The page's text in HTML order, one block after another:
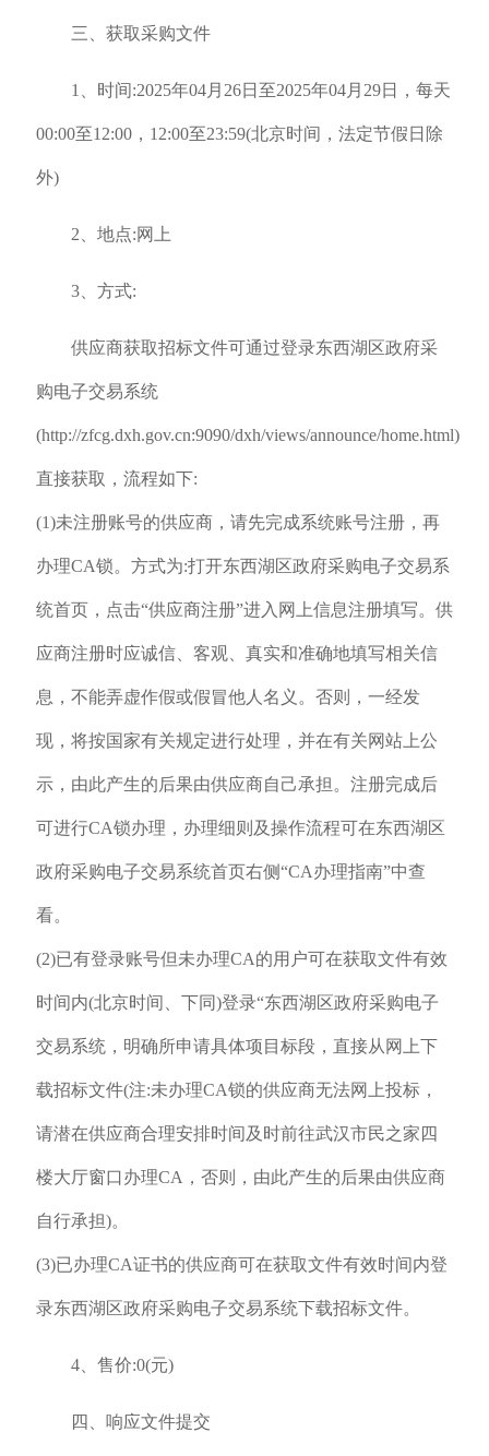
三、获取采购文件
1、时间:2025年04月26日至2025年04月29日，每天
00:00至12:00，12:00至23:59(北京时间，法定节假日除
外)
2、地点:网上
3、方式:
供应商获取招标文件可通过登录东西湖区政府采
购电子交易系统
(http://zfcg.dxh.gov.cn:9090/dxh/views/announce/home.html)
直接获取，流程如下:
(1)未注册账号的供应商，请先完成系统账号注册，再
办理CA锁。方式为:打开东西湖区政府采购电子交易系
统首页，点击“供应商注册”进入网上信息注册填写。供
应商注册时应诚信、客观、真实和准确地填写相关信
息，不能弄虚作假或假冒他人名义。否则，一经发
现，将按国家有关规定进行处理，并在有关网站上公
示，由此产生的后果由供应商自己承担。注册完成后
可进行CA锁办理，办理细则及操作流程可在东西湖区
政府采购电子交易系统首页右侧“CA办理指南”中查
看。
(2)已有登录账号但未办理CA的用户可在获取文件有效
时间内(北京时间、下同)登录“东西湖区政府采购电子
交易系统，明确所申请具体项目标段，直接从网上下
载招标文件(注:未办理CA锁的供应商无法网上投标，
请潜在供应商合理安排时间及时前往武汉市民之家四
楼大厅窗口办理CA，否则，由此产生的后果由供应商
自行承担)。
(3)已办理CA证书的供应商可在获取文件有效时间内登
录东西湖区政府采购电子交易系统下载招标文件。
4、售价:0(元)
四、响应文件提交